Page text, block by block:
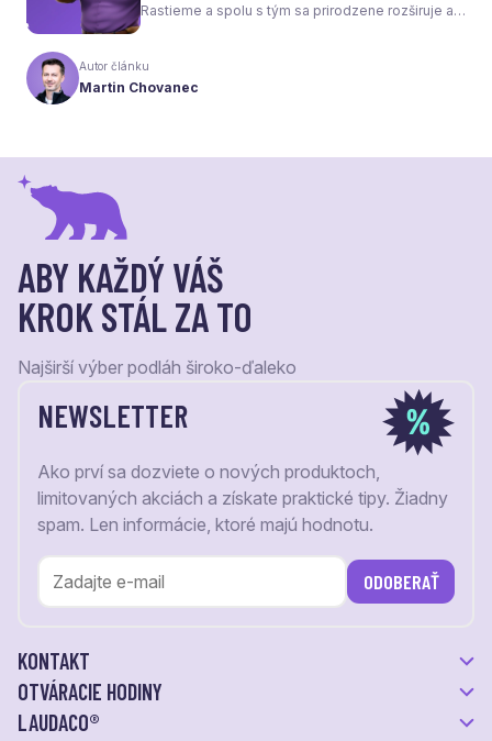
Rastieme a spolu s tým sa prirodzene rozširuje aj
vizuálnou identitou. Naším cieľom je, aby každý
váš krok stál za to.
Autor článku
Martin Chovanec
ABY KAŽDÝ VÁŠ
KROK STÁL ZA TO
Najširší výber podláh široko-ďaleko
NEWSLETTER
Ako prví sa dozviete o nových produktoch,
limitovaných akciách a získate praktické tipy. Žiadny
spam. Len informácie, ktoré majú hodnotu.
ODOBERAŤ
KONTAKT
OTVÁRACIE HODINY
LAUDACO®